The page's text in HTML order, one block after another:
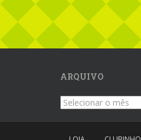
ARQUIVO
Arquivo